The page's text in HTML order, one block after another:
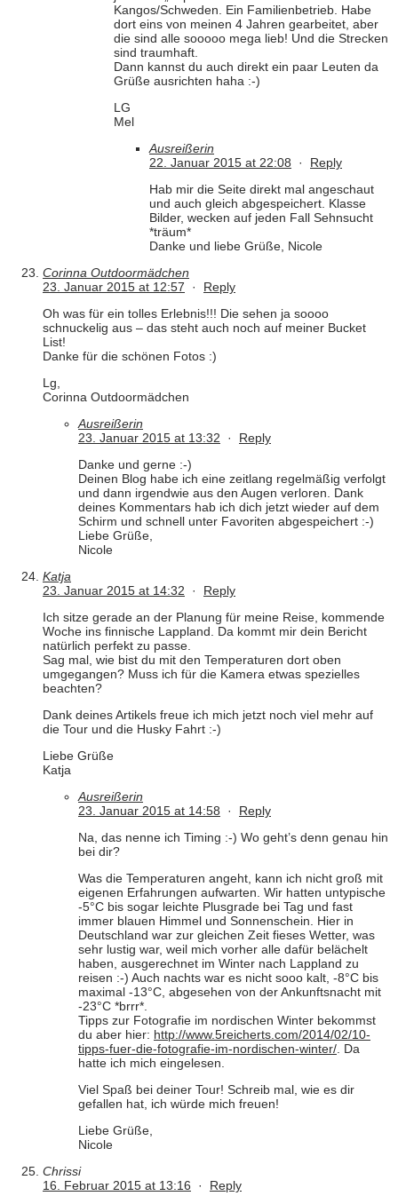
Kangos/Schweden. Ein Familienbetrieb. Habe
dort eins von meinen 4 Jahren gearbeitet, aber
die sind alle sooooo mega lieb! Und die Strecken
sind traumhaft.
Dann kannst du auch direkt ein paar Leuten da
Grüße ausrichten haha :-)
LG
Mel
Ausreißerin
22. Januar 2015 at 22:08 · Reply
Hab mir die Seite direkt mal angeschaut
und auch gleich abgespeichert. Klasse
Bilder, wecken auf jeden Fall Sehnsucht
*träum*
Danke und liebe Grüße, Nicole
Corinna Outdoormädchen
23. Januar 2015 at 12:57 · Reply
Oh was für ein tolles Erlebnis!!! Die sehen ja soooo
schnuckelig aus – das steht auch noch auf meiner Bucket
List!
Danke für die schönen Fotos :)
Lg,
Corinna Outdoormädchen
Ausreißerin
23. Januar 2015 at 13:32 · Reply
Danke und gerne :-)
Deinen Blog habe ich eine zeitlang regelmäßig verfolgt
und dann irgendwie aus den Augen verloren. Dank
deines Kommentars hab ich dich jetzt wieder auf dem
Schirm und schnell unter Favoriten abgespeichert :-)
Liebe Grüße,
Nicole
Katja
23. Januar 2015 at 14:32 · Reply
Ich sitze gerade an der Planung für meine Reise, kommende
Woche ins finnische Lappland. Da kommt mir dein Bericht
natürlich perfekt zu passe.
Sag mal, wie bist du mit den Temperaturen dort oben
umgegangen? Muss ich für die Kamera etwas spezielles
beachten?
Dank deines Artikels freue ich mich jetzt noch viel mehr auf
die Tour und die Husky Fahrt :-)
Liebe Grüße
Katja
Ausreißerin
23. Januar 2015 at 14:58 · Reply
Na, das nenne ich Timing :-) Wo geht’s denn genau hin
bei dir?
Was die Temperaturen angeht, kann ich nicht groß mit
eigenen Erfahrungen aufwarten. Wir hatten untypische
-5°C bis sogar leichte Plusgrade bei Tag und fast
immer blauen Himmel und Sonnenschein. Hier in
Deutschland war zur gleichen Zeit fieses Wetter, was
sehr lustig war, weil mich vorher alle dafür belächelt
haben, ausgerechnet im Winter nach Lappland zu
reisen :-) Auch nachts war es nicht sooo kalt, -8°C bis
maximal -13°C, abgesehen von der Ankunftsnacht mit
-23°C *brrr*.
Tipps zur Fotografie im nordischen Winter bekommst
du aber hier: http://www.5reicherts.com/2014/02/10-
tipps-fuer-die-fotografie-im-nordischen-winter/. Da
hatte ich mich eingelesen.
Viel Spaß bei deiner Tour! Schreib mal, wie es dir
gefallen hat, ich würde mich freuen!
Liebe Grüße,
Nicole
Chrissi
16. Februar 2015 at 13:16 · Reply